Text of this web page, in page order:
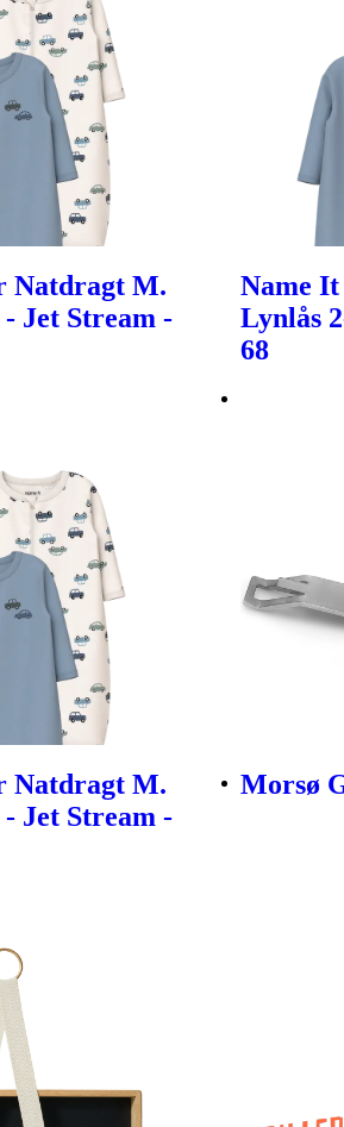
Natdragt M.
Jet Stream -
Name
Lynlås
68
Natdragt M.
Jet Stream -
Morsø